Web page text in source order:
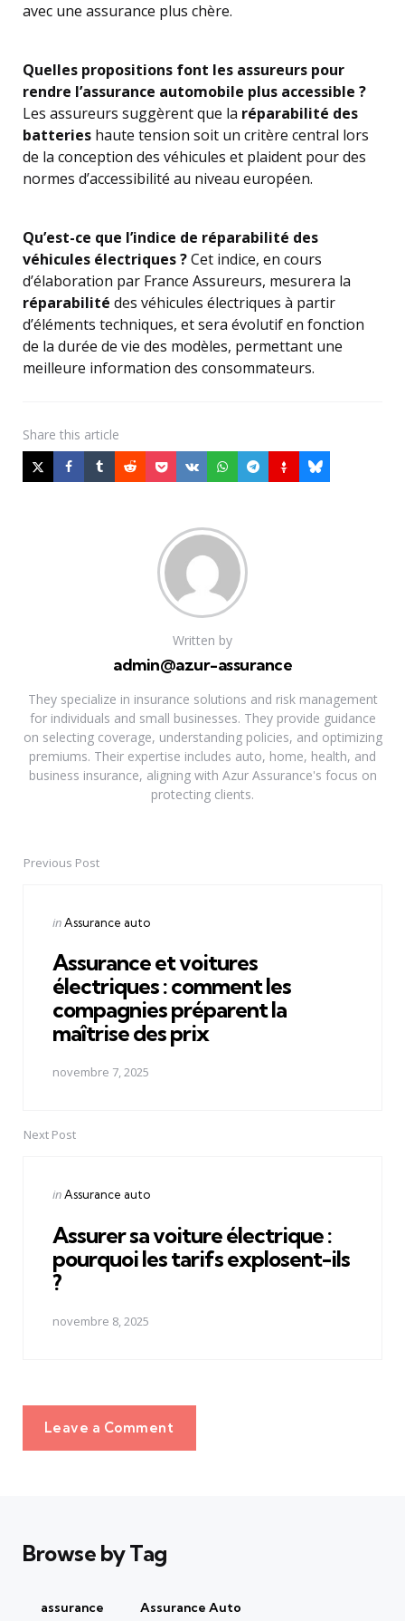
avec une assurance plus chère.
Quelles propositions font les assureurs pour
rendre l’assurance automobile plus accessible ?
Les assureurs suggèrent que la réparabilité des
batteries haute tension soit un critère central lors
de la conception des véhicules et plaident pour des
normes d’accessibilité au niveau européen.
Qu’est-ce que l’indice de réparabilité des
véhicules électriques ?Cet indice, en cours
d’élaboration par France Assureurs, mesurera la
réparabilité des véhicules électriques à partir
d’éléments techniques, et sera évolutif en fonction
de la durée de vie des modèles, permettant une
meilleure information des consommateurs.
Share this article
Written by
admin@azur-assurance
They specialize in insurance solutions and risk management
for individuals and small businesses. They provide guidance
on selecting coverage, understanding policies, and optimizing
premiums. Their expertise includes auto, home, health, and
business insurance, aligning with Azur Assurance's focus on
protecting clients.
PostPrevious Post
Posted
inAssurance auto
Assurance et voitures
électriques : comment les
compagnies préparent la
maîtrise des prix
novembre 7, 2025
Next Post
Posted
inAssurance auto
Assurer sa voiture électrique :
pourquoi les tarifs explosent-ils
?
novembre 8, 2025
Leave a Comment
Browse by Tag
assurance Assurance Auto